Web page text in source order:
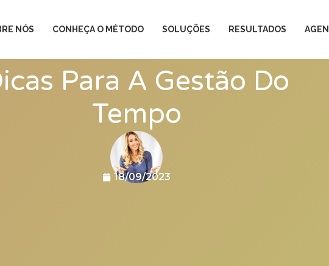
NÓS CONHEÇA O MÉTODO SOLUÇÕES RESULTADOS
Para A Gestão Do
Tempo
18/09/2023